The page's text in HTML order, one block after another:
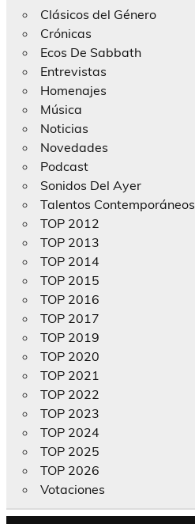
Clásicos del Género
Crónicas
Ecos De Sabbath
Entrevistas
Homenajes
Música
Noticias
Novedades
Podcast
Sonidos Del Ayer
Talentos Contemporáneos
TOP 2012
TOP 2013
TOP 2014
TOP 2015
TOP 2016
TOP 2017
TOP 2019
TOP 2020
TOP 2021
TOP 2022
TOP 2023
TOP 2024
TOP 2025
TOP 2026
Votaciones